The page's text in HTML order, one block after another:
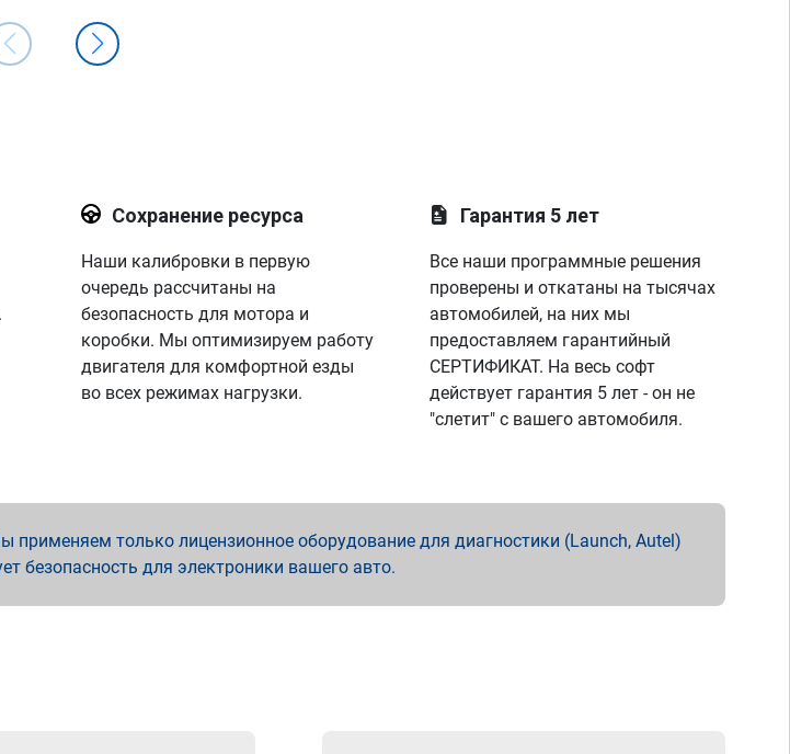
Сохранение ресурса
Наши калибровки в первую
очередь рассчитаны на
безопасность для мотора и
коробки. Мы оптимизируем работу
двигателя для комфортной езды
во всех режимах нагрузки.
Гарантия 5 лет
Все наши программные решения
проверены и откатаны на тысячах
автомобилей, на них мы
предоставляем гарантийный
СЕРТИФИКАТ. На весь софт
действует гарантия 5 лет - он не
"слетит" с вашего автомобиля.
только лицензионное оборудование для диагностики (Launch, Autel)
безопасность для электроники вашего авто.